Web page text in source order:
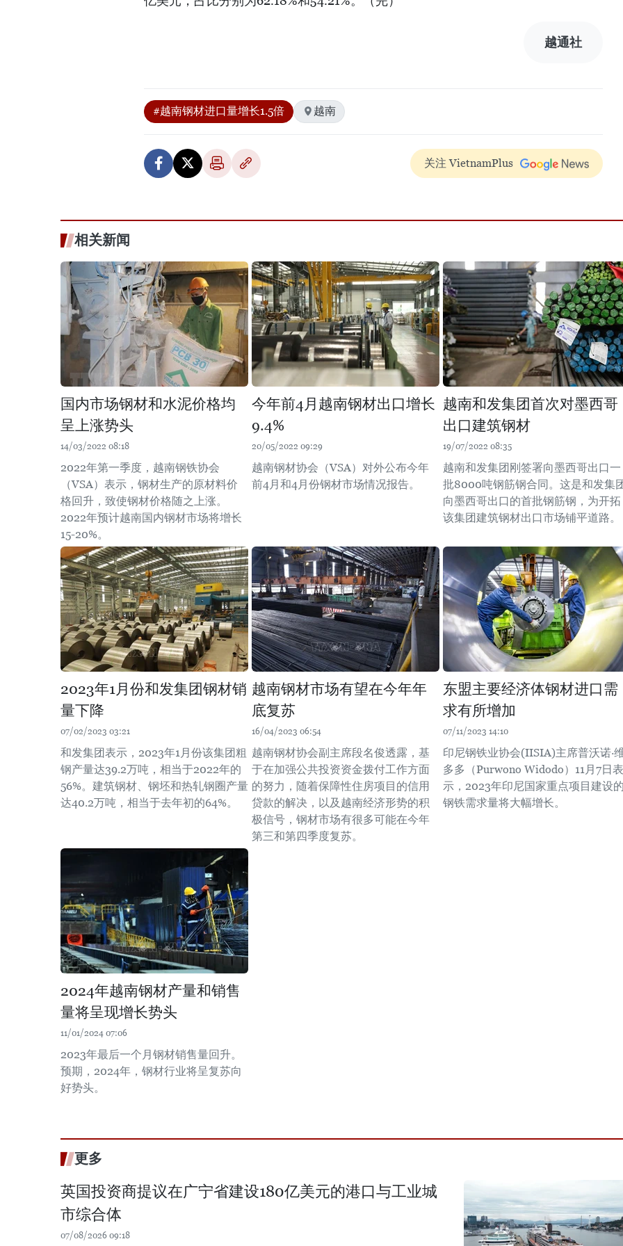
越通社
#越南钢材进口量增长1.5倍 越南
关注 VietnamPlus
相关新闻
国内市场钢材和水泥价格均
呈上涨势头
14/03/2022 08:18
2022年第一季度，越南钢铁协会
（VSA）表示，钢材生产的原材料价
格回升，致使钢材价格随之上涨。
2022年预计越南国内钢材市场将增长
15-20%。
今年前4月越南钢材出口增长
9.4%
20/05/2022 09:29
越南钢材协会（VSA）对外公布今年
前4月和4月份钢材市场情况报告。
越南和发集团首次对墨西哥
出口建筑钢材
19/07/2022 08:35
越南和发集团刚签署向墨西哥出口一
批8000吨钢筋钢合同。这是和发集
向墨西哥出口的首批钢筋钢，为开拓
该集团建筑钢材出口市场铺平道路。
2023年1月份和发集团钢材销
量下降
07/02/2023 03:21
和发集团表示，2023年1月份该集团粗
钢产量达39.2万吨，相当于2022年的
56%。建筑钢材、钢坯和热轧钢圈产量
达40.2万吨，相当于去年初的64%。
越南钢材市场有望在今年年
底复苏
16/04/2023 06:54
越南钢材协会副主席段名俊透露，基
于在加强公共投资资金拨付工作方面
的努力，随着保障性住房项目的信用
贷款的解决，以及越南经济形势的积
极信号，钢材市场有很多可能在今年
第三和第四季度复苏。
东盟主要经济体钢材进口需
求有所增加
07/11/2023 14:10
印尼钢铁业协会(IISIA)主席普沃诺·
多多（Purwono Widodo）11月7日表
示，2023年印尼国家重点项目建设的
钢铁需求量将大幅增长。
2024年越南钢材产量和销售
量将呈现增长势头
11/01/2024 07:06
2023年最后一个月钢材销售量回升。
预期，2024年，钢材行业将呈复苏向
好势头。
更多
英国投资商提议在广宁省建设180亿美元的港口与工业城
市综合体
07/08/2026 09:18